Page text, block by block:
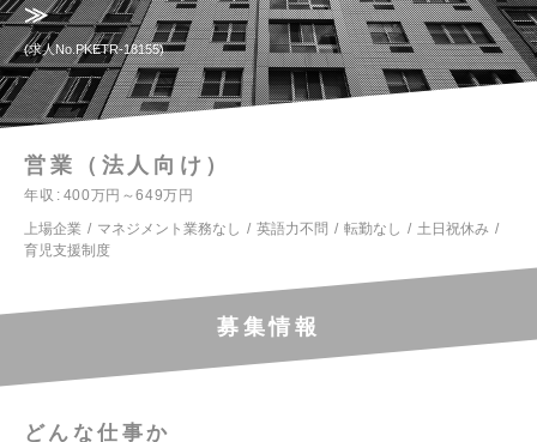
≫
求人No.PKETR-18155
営業（法人向け）
年収
400万円～649万円
上場企業
マネジメント業務なし 英語力不問 転勤なし
土日祝休み
育児支援制度
募集情報
どんな仕事か